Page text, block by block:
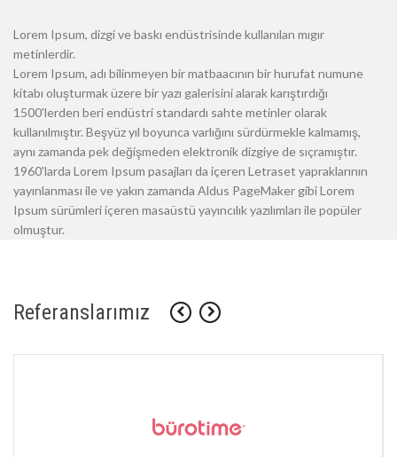
Lorem Ipsum, dizgi ve baskı endüstrisinde kullanılan mıgır
metinlerdir.
Lorem Ipsum, adı bilinmeyen bir matbaacının bir hurufat numune
kitabı oluşturmak üzere bir yazı galerisini alarak karıştırdığı
1500'lerden beri endüstri standardı sahte metinler olarak
kullanılmıştır. Beşyüz yıl boyunca varlığını sürdürmekle kalmamış,
aynı zamanda pek değişmeden elektronik dizgiye de sıçramıştır.
1960'larda Lorem Ipsum pasajları da içeren Letraset yapraklarının
yayınlanması ile ve yakın zamanda Aldus PageMaker gibi Lorem
Ipsum sürümleri içeren masaüstü yayıncılık yazılımları ile popüler
olmuştur.
Referanslarımız